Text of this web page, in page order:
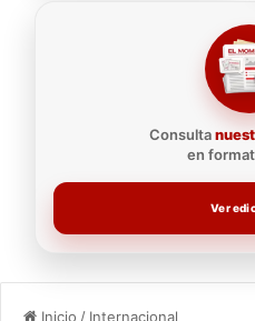
Consulta
en
Ver
Inicio / Internacional